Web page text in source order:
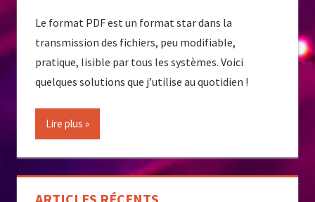
Le format PDF est un format star dans la
transmission des fichiers, peu modifiable,
pratique, lisible par tous les systèmes. Voici
quelques solutions que j’utilise au quotidien !
Lire plus